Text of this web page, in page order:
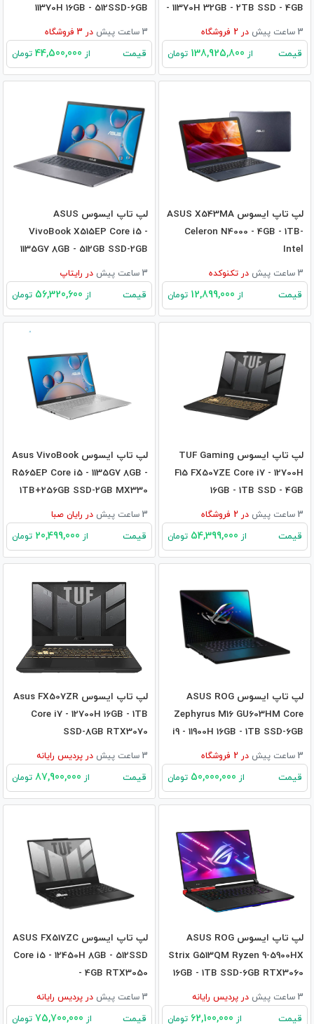
- 11370H 32GB - 2TB SSD - 4GB
RTX3050Ti
3 ساعت پیش در فروشگاه
قیمت از تومان
11370H 16GB - 512SSD-6GB
RTX3060
3 ساعت پیش در فروشگاه
قیمت از تومان
لپ تاپ ایسوس ASUS X543MA
Celeron N4000 - 4GB - 1TB-
Intel
3 ساعت پیش در تکنوکده
قیمت از تومان
لپ تاپ ایسوس ASUS
VivoBook X515EP Core i5 -
1135G7 8GB - 512GB SSD-2GB
MX330
3 ساعت پیش در رایتاپ
قیمت از تومان
لپ تاپ ایسوس TUF Gaming
F15 FX507ZE Core i7 - 12700H
16GB - 1TB SSD - 4GB
RTX3050TI
3 ساعت پیش در فروشگاه
قیمت از تومان
لپ تاپ ایسوس Asus VivoBook
R565EP Core i5 - 1135G7 8GB -
1TB+256GB SSD-2GB MX330
3 ساعت پیش در رایان صبا
قیمت از تومان
لپ تاپ ایسوس ASUS ROG
Zephyrus M16 GU603HM Core
i9 - 11900H 16GB - 1TB SSD-6GB
RTX3060
3 ساعت پیش در فروشگاه
قیمت از تومان
لپ تاپ ایسوس Asus FX507ZR
Core i7 - 12700H 16GB - 1TB
SSD-8GB RTX3070
3 ساعت پیش در پردیس رایانه
قیمت از تومان
لپ تاپ ایسوس ASUS ROG
Strix G513QM Ryzen 9-5900HX
16GB - 1TB SSD-6GB RTX3060
3 ساعت پیش در پردیس رایانه
قیمت از تومان
لپ تاپ ایسوس ASUS FX517ZC
Core i5 - 12450H 8GB - 512SSD
- 4GB RTX3050
3 ساعت پیش در پردیس رایانه
قیمت از تومان